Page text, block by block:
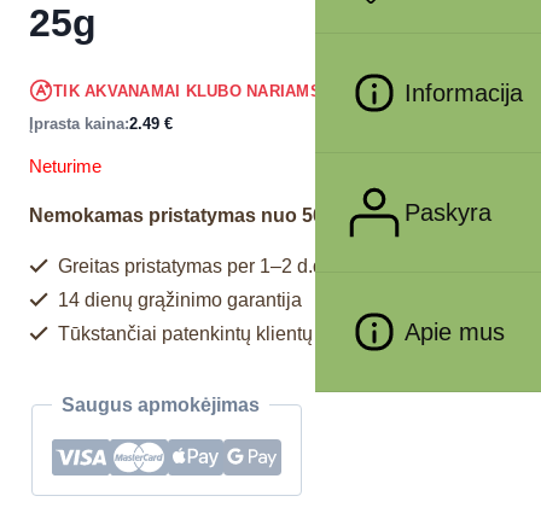
Informacija
Paskyra
Apie mus
25g
TIK AKVANAMAI KLUBO NARIAMS 2.37€ !
Įprasta kaina:2.49 €
Neturime
Nemokamas pristatymas nuo 50€
Greitas pristatymas per 1–2 d.d.
14 dienų grąžinimo garantija
Tūkstančiai patenkintų klientų
Saugus apmokėjimas